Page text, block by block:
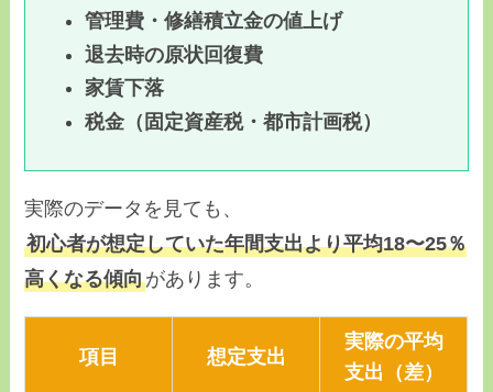
管理費・修繕積立金の値上げ
退去時の原状回復費
家賃下落
税金（固定資産税・都市計画税）
実際のデータを見ても、
初心者が想定していた年間支出より平均18〜25％
高くなる傾向があります。
項目 想定支出
実際の平均
支出（差）